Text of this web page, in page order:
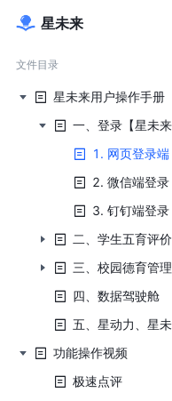
星未来
文件目录
星未来用户操作手册
1. 网页登录端
2. 微信端登录
3. 钉钉端登录
二、学生五育评价
三、校园德育管理
四、数据驾驶舱
功能操作视频
极速点评